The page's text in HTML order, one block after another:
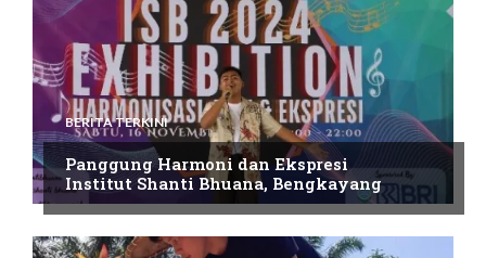
BERITA TERKINI
Panggung Harmoni dan Ekspresi
Institut Shanti Bhuana, Bengkayang